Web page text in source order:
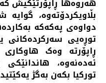
بڵاویکردۆتەوە،
دواوەی پەکەکە
توڕەیی سەرکردەکانی
ڕاپۆرتە وەک
ئەدەنەوە،
تورکیا بکەن بەگژ